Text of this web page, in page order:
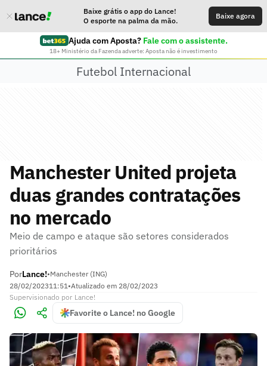
Baixe grátis o app do Lance!
O esporte na palma da mão.
Baixe agora
Ajuda com Aposta? Fale com o assistente.
18+ Ministério da Fazenda adverte: Aposta não é investimento
Futebol Internacional
Manchester United projeta
duas grandes contratações
no mercado
Meio de campo e ataque são setores considerados
prioritários
PorLance!•Manchester (ING)
28/02/202311:51•Atualizado em 28/02/2023
Supervisionado por Lance!
Favorite o Lance! no Google